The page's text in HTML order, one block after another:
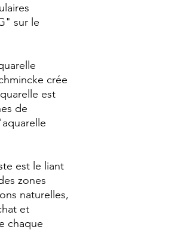
sur le
crée
est
de
est le liant
zones
naturelles,
et
chaque